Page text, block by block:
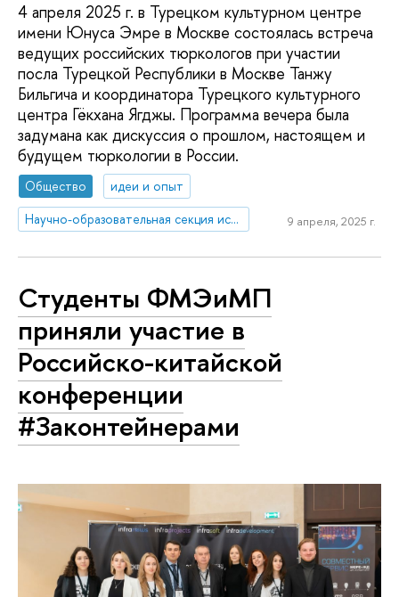
4 апреля 2025 г. в Турецком культурном центре
имени Юнуса Эмре в Москве состоялась встреча
ведущих российских тюркологов при участии
посла Турецкой Республики в Москве Танжу
Бильгича и координатора Турецкого культурного
центра Гёкхана Ягджы. Программа вечера была
задумана как дискуссия о прошлом, настоящем и
будущем тюркологии в России.
Общество
идеи и опыт
Научно-образовательная секция исследований Ближнего Востока и Северной Африки
9 апреля, 2025 г.
Студенты ФМЭиМП
приняли участие в
Российско-китайской
конференции
#Законтейнерами